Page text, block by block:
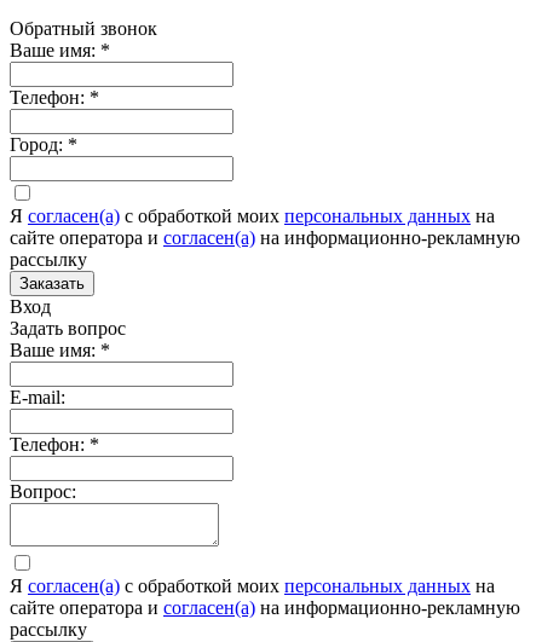
Обратный звонок
Ваше имя: *
Телефон: *
Город: *
Я согласен(а) c обработкой моих персональных данных на
сайте оператора и согласен(а) на информационно-рекламную
рассылку
Заказать
Вход
Задать вопрос
Ваше имя: *
E-mail:
Телефон: *
Вопрос:
Я согласен(а) c обработкой моих персональных данных на
сайте оператора и согласен(а) на информационно-рекламную
рассылку